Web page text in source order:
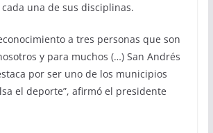
una de sus disciplinas.
a tres personas que son
y para muchos (…) San Andrés
por ser uno de los municipios
el deporte”, afirmó el presidente